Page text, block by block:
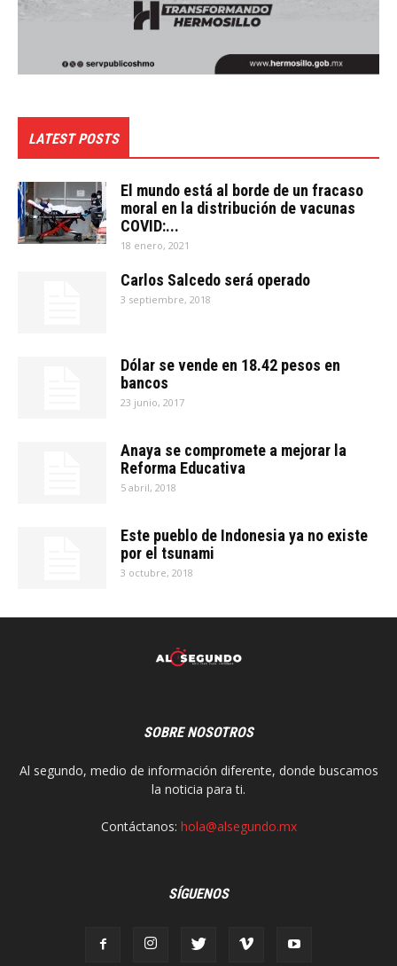
LATEST POSTS
El mundo está al borde de un fracaso
moral en la distribución de vacunas
COVID:...
18 enero, 2021
Carlos Salcedo será operado
3 septiembre, 2018
Dólar se vende en 18.42 pesos en
bancos
23 junio, 2017
Anaya se compromete a mejorar la
Reforma Educativa
5 abril, 2018
Este pueblo de Indonesia ya no existe
por el tsunami
3 octubre, 2018
SOBRE NOSOTROS
Al segundo, medio de información diferente, donde buscamos
la noticia para ti.
Contáctanos: hola@alsegundo.mx
SÍGUENOS